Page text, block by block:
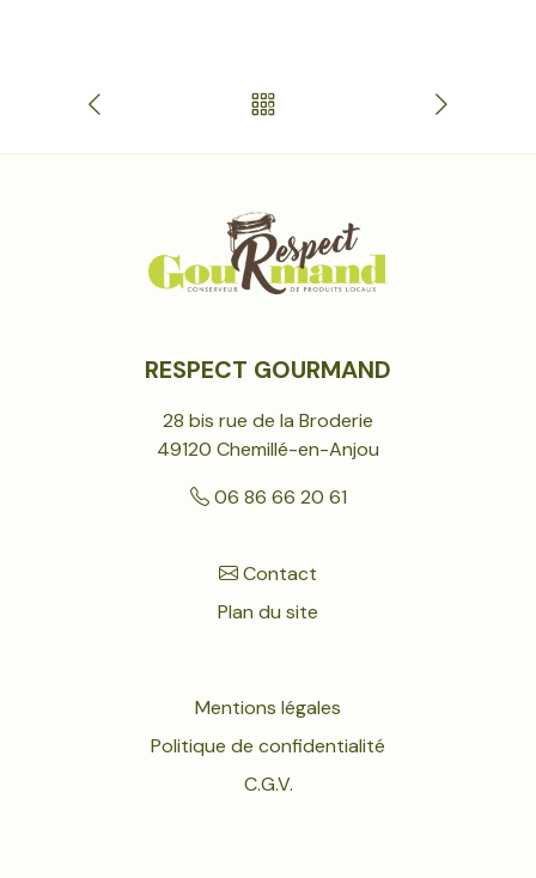
RESPECT GOURMAND
28 bis rue de la Broderie
49120 Chemillé-en-Anjou
06 86 66 20 61
Contact
Plan du site
Mentions légales
Politique de confidentialité
C.G.V.